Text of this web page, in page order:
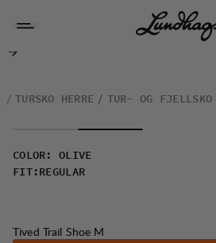
Tived Trail Shoe M
TURSKO HERRE TUR- OG FJELLSKO
COLOR : OLIVE
FIT: REGULAR
Tived Trail Shoe M